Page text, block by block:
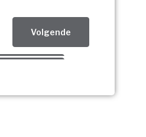
Volgende